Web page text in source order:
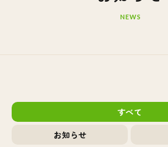
NEWS
すべて
お知らせ